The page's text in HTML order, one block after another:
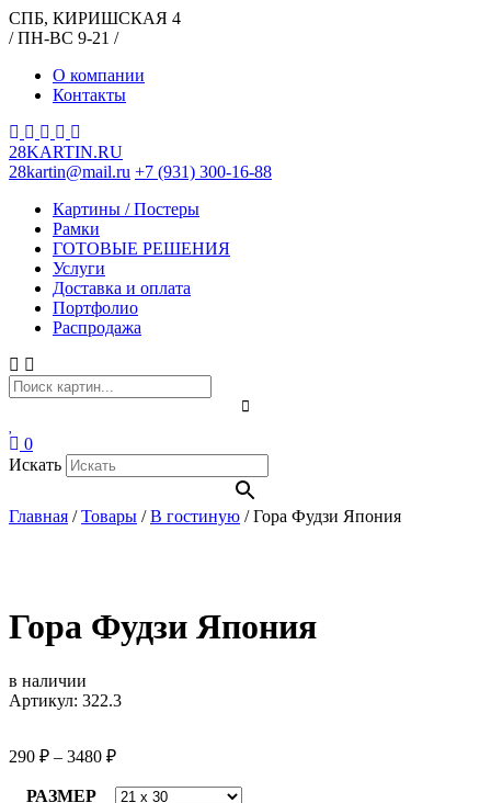
СПБ, КИРИШСКАЯ 4
/ ПН-ВС 9-21 /
О компании
Контакты
28KARTIN.RU
28kartin@mail.ru +7 (931) 300-16-88
Картины / Постеры
Рамки
ГОТОВЫЕ РЕШЕНИЯ
Услуги
Доставка и оплата
Портфолио
Распродажа
0
Искать
Главная /Товары /В гостиную /Гора Фудзи Япония
Гора Фудзи Япония
в наличии
Артикул: 322.3
290 ₽ – 3480 ₽
РАЗМЕР